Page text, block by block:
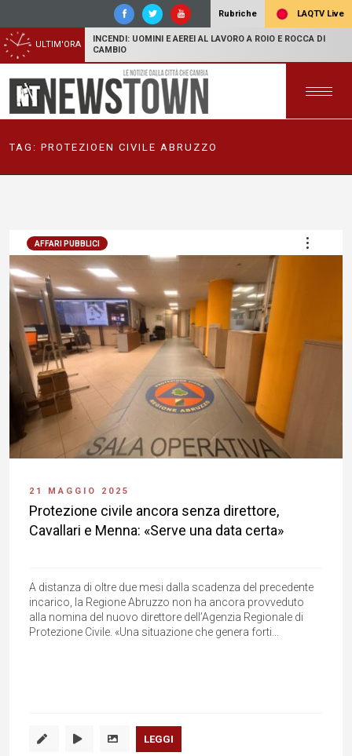
Rubriche LAQTV Live
ULTIM'ORA
INCENDI: UOMINI E AEREI AL LAVORO A ROIO E ROCCA DI
CAMBIO
TAG: PROTEZIOEN CIVILE ABRUZZO
AFFARI PUBBLICI
21 MAGGIO 2025
Protezione civile ancora senza direttore,
Cavallari e Menna: «Serve una data certa»
A distanza di oltre due mesi dalla scadenza del precedente
incarico, la Regione Abruzzo non ha ancora provveduto
alla nomina del nuovo direttore dell’Agenzia Regionale di
Protezione Civile. «Una situazione che genera forti...
LEGGI